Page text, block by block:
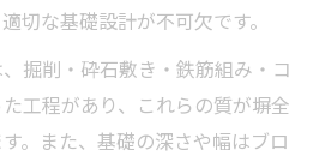
切な基礎設計が不可欠です。
掘削・砕石敷き・鉄筋組み・コ
工程があり、これらの質が塀全
。また、基礎の深さや幅はブロ